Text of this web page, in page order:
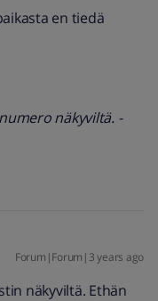
en tiedä
näkyviltä. -
Forum|Forum|3 years ago
näkyviltä. Ethän